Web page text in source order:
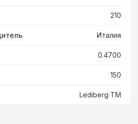
210
Италия
0.4700
150
Lediberg ТМ